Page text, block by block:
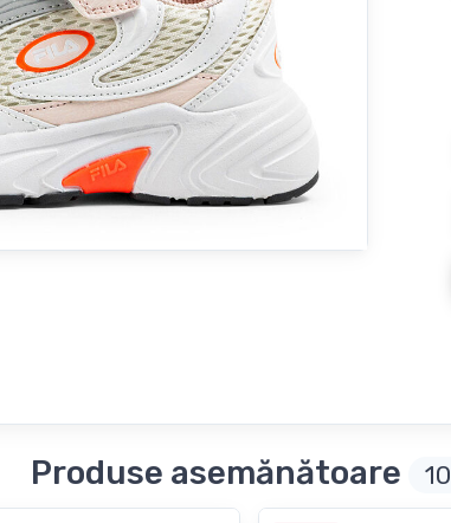
Produse asemănătoare 10